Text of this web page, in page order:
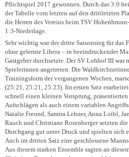
Pflichtspiel 2017 gewonnen. Durch das 3:0
der Tabelle vom letzten auf den drittletzten
die Herren des Vereins beim TSV
1:3-Niederlage.
Sehr wichtig war der dritte Saisonsieg für das
ohne gelernte Libera – in beeindruckender
Gastgeber durchsetzte. Der SV Lohhof III war
Spielerinnen angetreten. Die
Trainingsform der vergangenen Wochen,
(25:21, 25:21, 25:23). Im ersten Satz
schnell einen kleinen Vorsprung,
Aufschlägen als auch einem variablen
Natalie Freund, Samira Lehner, Anna Loibl,
Rauch und Christiane Rosenberger setzten
Durchgang gut unter Druck und spielten sich
Auch im dritten Satz eine geschlossene
Aus diesem starken Ensemble ragten an